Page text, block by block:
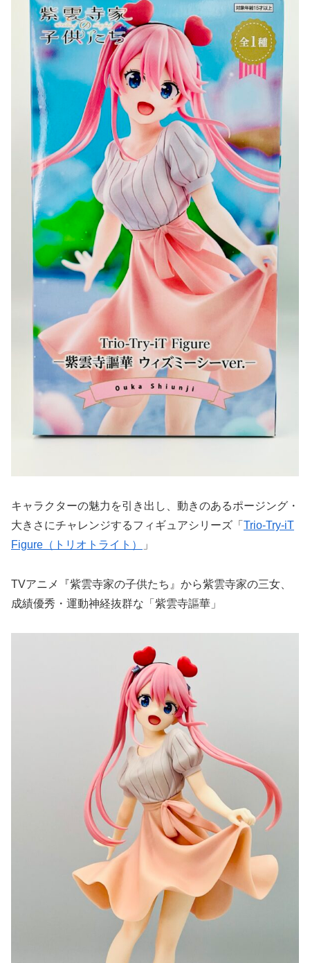
キャラクターの魅力を引き出し、動きのあるポージング・
大きさにチャレンジするフィギュアシリーズ「 Trio-Try-iT
Figure（トリオトライト）
」
TVアニメ『紫雲寺家の子供たち』から紫雲寺家の三女、
成績優秀・運動神経抜群な「紫雲寺謳華」